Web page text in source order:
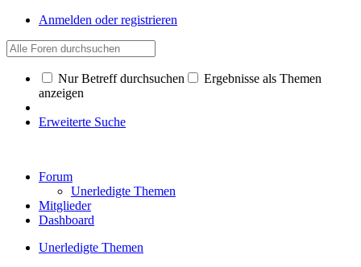
Anmelden oder registrieren
Nur Betreff durchsuchen
Ergebnisse als Themen
anzeigen
Erweiterte Suche
Forum
Unerledigte Themen
Mitglieder
Dashboard
Unerledigte Themen